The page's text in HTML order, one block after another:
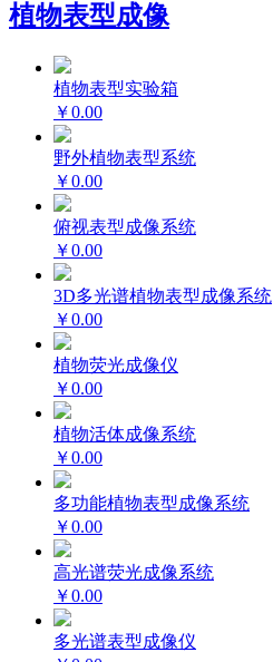
植物表型成像
植物表型实验箱
￥0.00
野外植物表型系统
￥0.00
俯视表型成像系统
￥0.00
3D多光谱植物表型成像系统
￥0.00
植物荧光成像仪
￥0.00
植物活体成像系统
￥0.00
多功能植物表型成像系统
￥0.00
高光谱荧光成像系统
￥0.00
多光谱表型成像仪